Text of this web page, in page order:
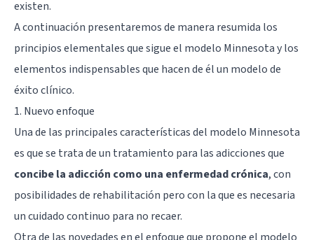
existen.
A continuación presentaremos de manera resumida los
principios elementales que sigue el modelo Minnesota y los
elementos indispensables que hacen de él un modelo de
éxito clínico.
1. Nuevo enfoque
Una de las principales características del modelo Minnesota
es que se trata de un tratamiento para las adicciones que
concibe la adicción como una enfermedad crónica, con
posibilidades de rehabilitación pero con la que es necesaria
un cuidado continuo para no recaer.